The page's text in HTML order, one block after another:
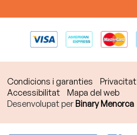
Condicions i garanties Privacitat
Accessibilitat
Mapa del web
Desenvolupat per Binary Menorca